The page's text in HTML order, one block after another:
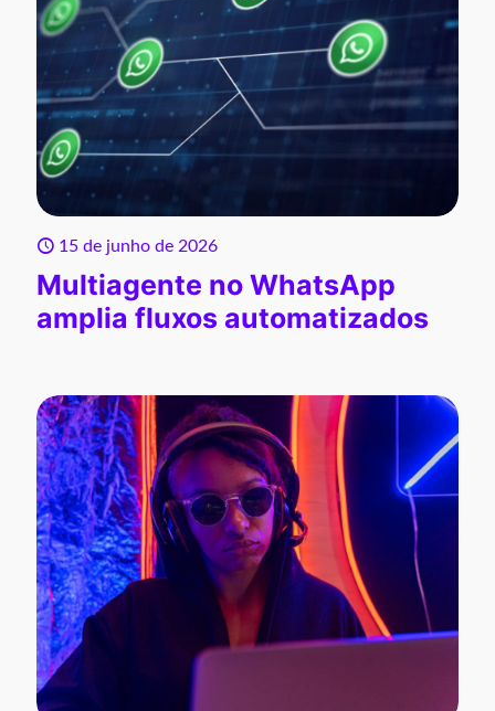
15 de junho de 2026
Multiagente no WhatsApp
amplia fluxos automatizados